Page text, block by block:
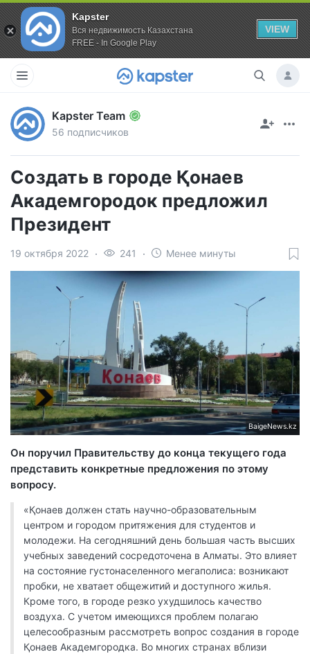
Kapster
Вся недвижимость Казахстана
FREE - In Google Play
VIEW
Kapster Team
56 подписчиков
Создать в городе Қонаев
Академгородок предложил
Президент
19 октября 2022 241 Менее минуты
BaigeNews.kz
Он поручил Правительству до конца текущего года
представить конкретные предложения по этому
вопросу.
«Қонаев должен стать научно-образовательным
центром и городом притяжения для студентов и
молодежи. На сегодняшний день большая часть высших
учебных заведений сосредоточена в Алматы. Это влияет
на состояние густонаселенного мегаполиса: возникают
пробки, не хватает общежитий и доступного жилья.
Кроме того, в городе резко ухудшилось качество
воздуха. С учетом имеющихся проблем полагаю
целесообразным рассмотреть вопрос создания в городе
Қонаев Академгородка. Во многих странах вблизи